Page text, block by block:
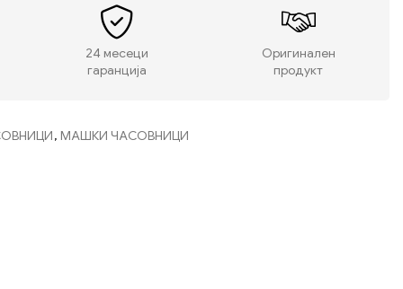
24 месеци
гаранција
Оригинален
продукт
, МАШКИ ЧАСОВНИЦИ